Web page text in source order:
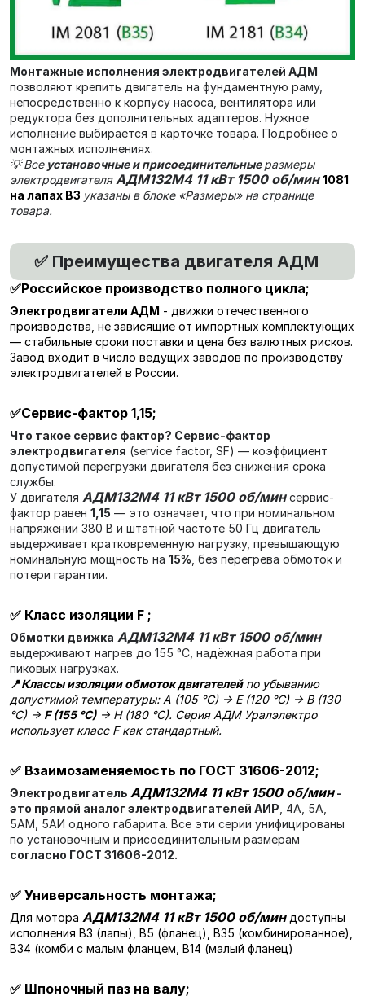
Монтажные исполнения электродвигателей АДМ
позволяют крепить двигатель на фундаментную раму,
непосредственно к корпусу насоса, вентилятора или
редуктора без дополнительных адаптеров. Нужное
исполнение выбирается в карточке товара. Подробнее о
монтажных исполнениях.
💡 Всеустановочные и присоединительныеразмеры
электродвигателяАДМ132М4 11 кВт 1500 об/мин1081
на лапах В3 указаны в блоке «Размеры» на странице
товара.
✅ Преимущества двигателя АДМ
✅Российское производство полного цикла;
Электродвигатели АДМ - движки отечественного
производства, не зависящие от импортных комплектующих
— стабильные сроки поставки и цена без валютных рисков.
Завод входит в число ведущих заводов по производству
электродвигателей в России.
✅Сервис-фактор 1,15;
Что такое сервис фактор? Сервис-фактор
электродвигателя (service factor, SF) — коэффициент
допустимой перегрузки двигателя без снижения срока
службы.
У двигателя АДМ132М4 11 кВт 1500 об/минсервис-
фактор равен 1,15 — это означает, что при номинальном
напряжении 380 В и штатной частоте 50 Гц двигатель
выдерживает кратковременную нагрузку, превышающую
номинальную мощность на 15% , без перегрева обмоток и
потери гарантии.
✅ Класс изоляции F ;
Обмотки движка АДМ132М4 11 кВт 1500 об/мин
выдерживают нагрев до 155 °C, надёжная работа при
пиковых нагрузках.
📍Классы изоляции обмоток двигателейпо убыванию
допустимой температуры: A (105 °C) → E (120 °C) → B (130
°C) → F (155 °C)→ H (180 °C). Серия АДМ Уралэлектро
использует класс F как стандартный.
✅ Взаимозаменяемость по ГОСТ 31606-2012;
Электродвигатель АДМ132М4 11 кВт 1500 об/мин-
это прямой аналог электродвигателей АИР , 4А, 5А,
5АМ, 5АИ одного габарита. Все эти серии унифицированы
по установочным и присоединительным размерам
согласно ГОСТ 31606-2012.
✅ Универсальность монтажа;
Для мотора АДМ132М4 11 кВт 1500 об/миндоступны
исполнения В3 (лапы), В5 (фланец), В35 (комбинированное),
В34 (комби с малым фланцем, В14 (малый фланец)
✅ Шпоночный паз на валу;